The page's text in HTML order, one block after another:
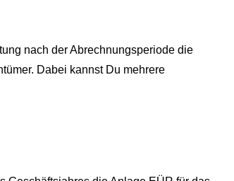
nach der Abrechnungsperiode die
Dabei kannst Du mehrere